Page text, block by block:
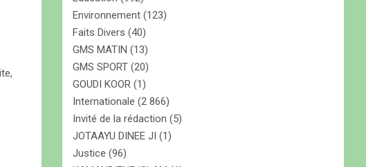
Environnement (123)
Faits Divers (40)
GMS MATIN (13)
GMS SPORT (20)
GOUDI KOOR (1)
Internationale (2 866)
Invité de la rédaction (5)
JOTAAYU DINEE JI (1)
Justice (96)